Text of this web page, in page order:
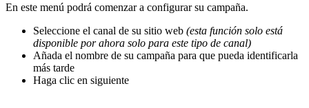
En este menú podrá comenzar a configurar su campaña.
Seleccione el canal de su sitio web (esta función solo está
disponible por ahora solo para este tipo de canal)
Añada el nombre de su campaña para que pueda identificarla
más tarde
Haga clic en siguiente